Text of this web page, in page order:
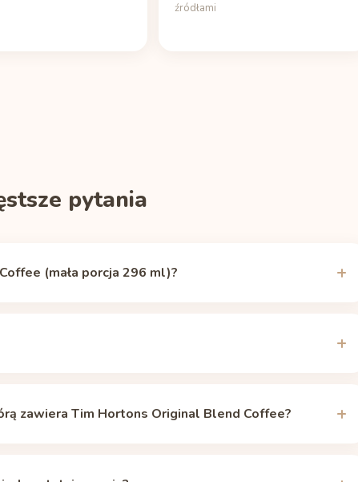
źródłami
pytania
(mała porcja 296 ml)?
(240 ml, ok. 95 mg).
zawiera Tim Hortons Original Blend Coffee?